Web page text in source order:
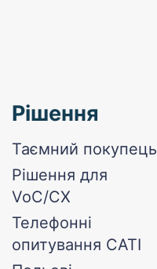
Рішення
Таємний покупець
Рішення для
VoC/CX
Телефонні
опитування CATI